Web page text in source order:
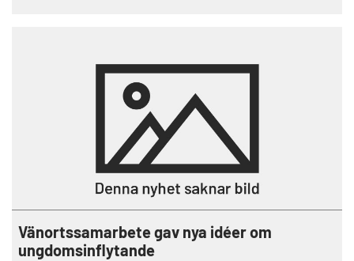
Vänortssamarbete gav nya idéer om
ungdomsinflytande